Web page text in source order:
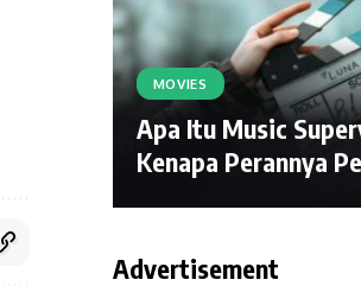
MOVIES
Apa Itu Music
Kenapa Perannya
Advertisement